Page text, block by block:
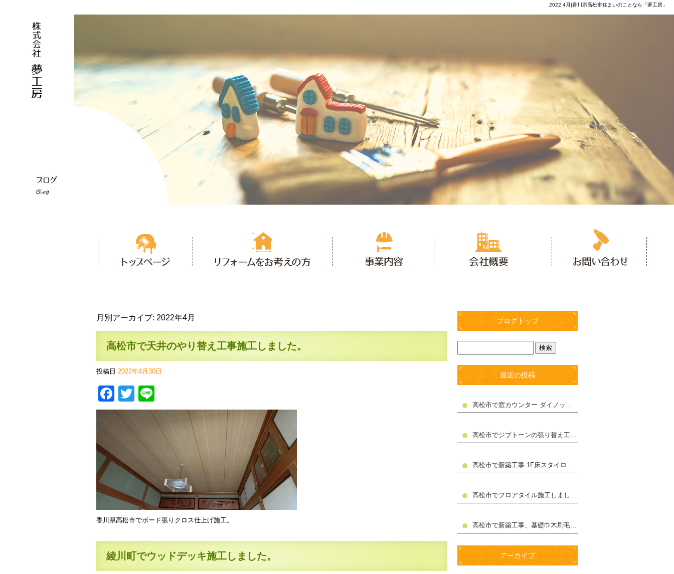
2022 4月|香川県高松市住まいのことなら「夢工房」
月別アーカイブ: 2022年4月
高松市で天井のやり替え工事施工しました。
投稿日 2022年4月30日
Facebook
Twitter
香川県高松市でボード張りクロス仕上げ施工。
綾川町でウッドデッキ施工しました。
ブログトップ
最近の投稿
高松市で窓カウンター ダイノックシート貼り工事施工しました
高松市でジプトーンの張り替え工事施工しました。
高松市で新築工事 1F床スタイロ 合板張り施工しました
高松市でフロアタイル施工しました。
高松市で新築工事、基礎巾木刷毛仕上げ施工。
アーカイブ